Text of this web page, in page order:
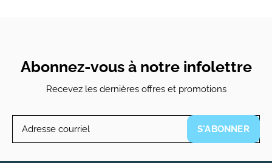
Abonnez-vous à notre infolettre
Recevez les dernières offres et promotions
S'ABONNER